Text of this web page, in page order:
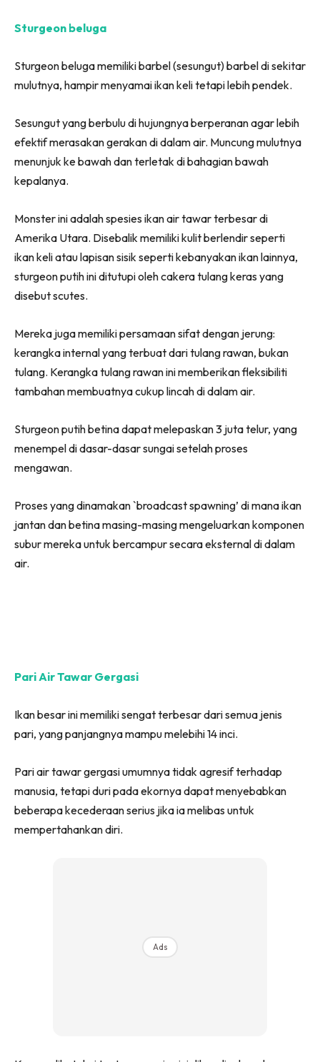
Sturgeon beluga
Sturgeon beluga memiliki barbel (sesungut) barbel di sekitar
mulutnya, hampir menyamai ikan keli tetapi lebih pendek.
Sesungut yang berbulu di hujungnya berperanan agar lebih
efektif merasakan gerakan di dalam air. Muncung mulutnya
menunjuk ke bawah dan terletak di bahagian bawah
kepalanya.
Monster ini adalah spesies ikan air tawar terbesar di
Amerika Utara. Disebalik memiliki kulit berlendir seperti
ikan keli atau lapisan sisik seperti kebanyakan ikan lainnya,
sturgeon putih ini ditutupi oleh cakera tulang keras yang
disebut scutes.
Mereka juga memiliki persamaan sifat dengan jerung:
kerangka internal yang terbuat dari tulang rawan, bukan
tulang. Kerangka tulang rawan ini memberikan fleksibiliti
tambahan membuatnya cukup lincah di dalam air.
Sturgeon putih betina dapat melepaskan 3 juta telur, yang
menempel di dasar-dasar sungai setelah proses
mengawan.
Proses yang dinamakan `broadcast spawning’ di mana ikan
jantan dan betina masing-masing mengeluarkan komponen
subur mereka untuk bercampur secara eksternal di dalam
air.
Pari Air Tawar Gergasi
Ikan besar ini memiliki sengat terbesar dari semua jenis
pari, yang panjangnya mampu melebihi 14 inci.
Pari air tawar gergasi umumnya tidak agresif terhadap
manusia, tetapi duri pada ekornya dapat menyebabkan
beberapa kecederaan serius jika ia melibas untuk
mempertahankan diri.
Ads